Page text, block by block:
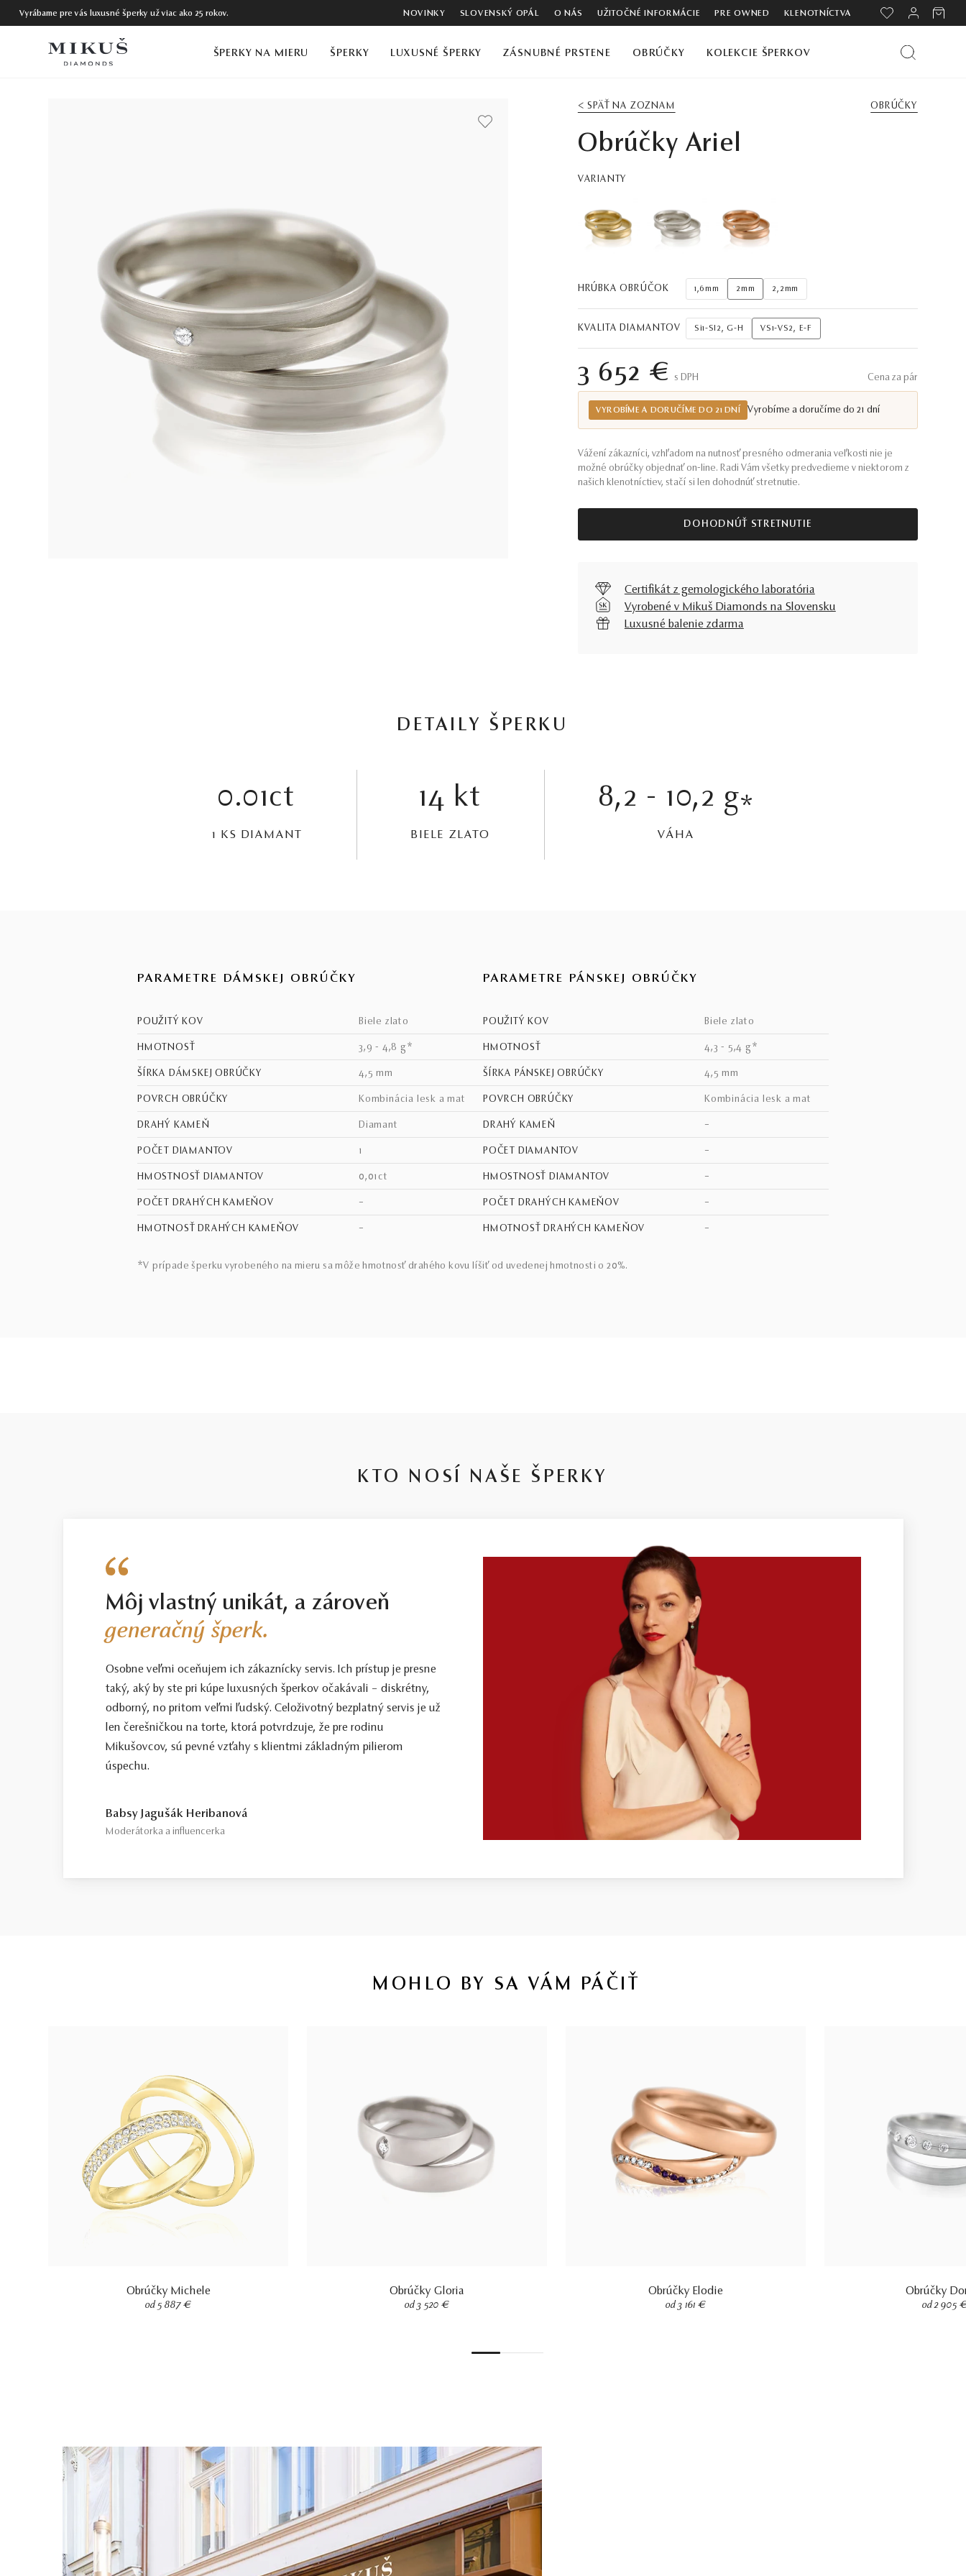
Vyrábame pre vás luxusné šperky už viac ako 25 rokov. NOVINKY SLOVENSKÝ OPÁL O NÁS UŽITOČNÉ INFORMÁCIE PRE OWNED KLENOTNÍCTVA
ŠPERKY NA MIERU ŠPERKY LUXUSNÉ ŠPERKY ZÁSNUBNÉ PRSTENE OBRÚČKY KOLEKCIE ŠPERKOV
< SPÄŤ NA ZOZNAM OBRÚČKY
Obrúčky Ariel
VARIANTY
HRÚBKA OBRÚČOK 1,6mm 2mm 2,2mm
KVALITA DIAMANTOV Si1-SI2, G-H VS1-VS2, E-F
3 652 € S DPH Cena za pár
VYROBÍME A DORUČÍME DO 21 DNÍ Vyrobíme a doručíme do 21 dní
Vážení zákazníci, vzhľadom na nutnosť presného odmerania veľkosti nie je
možné obrúčky objednať on-line. Radi Vám všetky predvedieme v niektorom z
našich klenotníctiev, stačí si len dohodnúť stretnutie.
DOHODNÚŤ STRETNUTIE
Certifikát z gemologického laboratória
Vyrobené v Mikuš Diamonds na Slovensku
Luxusné balenie zdarma
DETAILY ŠPERKU
0.01ct
1 KS DIAMANT
14 kt
BIELE ZLATO
8,2 - 10,2 g*
VÁHA
PARAMETRE DÁMSKEJ OBRÚČKY
POUŽITÝ KOV biele zlato
HMOTNOSŤ 3,9 - 4,8 g*
ŠÍRKA DÁMSKEJ OBRÚČKY 4,5 mm
POVRCH OBRÚČKY kombinácia lesk a mat
DRAHÝ KAMEŇ diamant
POČET DIAMANTOV 1
HMOSTNOSŤ DIAMANTOV 0,01ct
POČET DRAHÝCH KAMEŇOV –
HMOTNOSŤ DRAHÝCH KAMEŇOV –
PARAMETRE PÁNSKEJ OBRÚČKY
POUŽITÝ KOV biele zlato
HMOTNOSŤ 4,3 - 5,4 g*
ŠÍRKA PÁNSKEJ OBRÚČKY 4,5 mm
POVRCH OBRÚČKY kombinácia lesk a mat
DRAHÝ KAMEŇ –
POČET DIAMANTOV –
HMOSTNOSŤ DIAMANTOV –
POČET DRAHÝCH KAMEŇOV –
HMOTNOSŤ DRAHÝCH KAMEŇOV –
*V prípade šperku vyrobeného na mieru sa môže hmotnosť drahého kovu líšiť od uvedenej hmotnosti o 20%.
KTO NOSÍ NAŠE ŠPERKY
Môj vlastný unikát, a zároveň
generačný šperk.
Osobne veľmi oceňujem ich zákaznícky servis. Ich prístup je presne
taký, aký by ste pri kúpe luxusných šperkov očakávali – diskrétny,
odborný, no pritom veľmi ľudský. Celoživotný bezplatný servis je už
len čerešničkou na torte, ktorá potvrdzuje, že pre rodinu
Mikušovcov, sú pevné vzťahy s klientmi základným pilierom
úspechu.
Babsy Jagušák Heribanová
Moderátorka a influencerka
MOHLO BY SA VÁM PÁČIŤ
Obrúčky Michele
od 5 887 €
Obrúčky Gloria
od 3 520 €
Obrúčky Elodie
od 3 161 €
Obrúčky
od 2 905